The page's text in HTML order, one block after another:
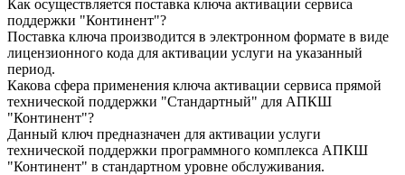
Как осуществляется поставка ключа активации сервиса
поддержки "Континент"?
Поставка ключа производится в электронном формате в виде
лицензионного кода для активации услуги на указанный
период.
Какова сфера применения ключа активации сервиса прямой
технической поддержки "Стандартный" для АПКШ
"Континент"?
Данный ключ предназначен для активации услуги
технической поддержки программного комплекса АПКШ
"Континент" в стандартном уровне обслуживания.